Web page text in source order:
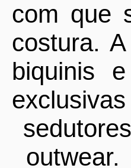
com que
costura.
biquinis
sedutores
outwear.